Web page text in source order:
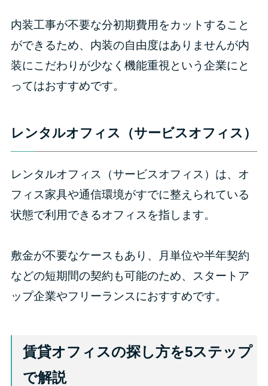
内装工事が不要な分初期費用をカットすること
ができるため、内装の自由度はありませんが内
装にこだわりが少なく機能重視という企業にと
ってはおすすめです。
レンタルオフィス（サービスオフィス）
レンタルオフィス（サービスオフィス）は、オ
フィス家具や通信環境がすでに整えられている
状態で利用できるオフィスを指します。
敷金が不要なケースもあり、月単位や半年契約
などの短期間の契約も可能のため、スタートア
ップ企業やフリーランスにおすすめです。
賃貸オフィスの探し方を5ステップ
で解説